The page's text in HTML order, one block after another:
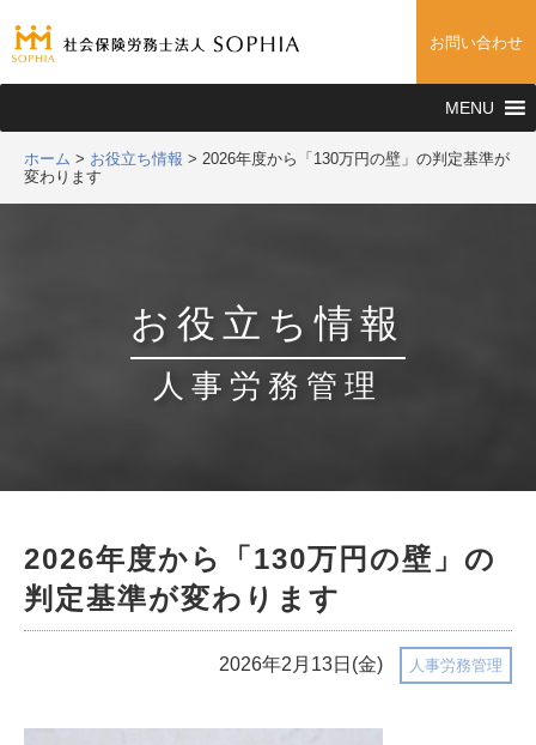
お問い合わせ
MENU
ホーム > お役立ち情報 > 2026年度から「130万円の壁」の判定基準が
変わります
お役立ち情報
人事労務管理
2026年度から「130万円の壁」の
判定基準が変わります
2026年2月13日(金) 人事労務管理